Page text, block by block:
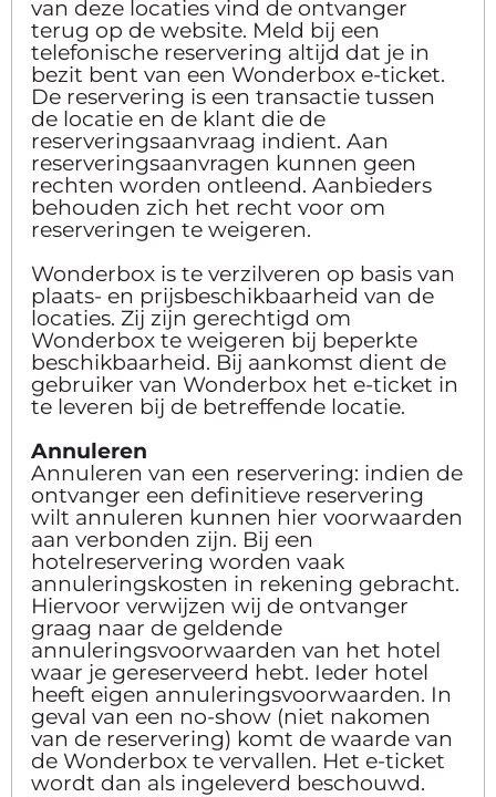
van deze locaties vind de ontvanger
terug op de website. Meld bij een
telefonische reservering altijd dat je in
bezit bent van een Wonderbox e-ticket.
De reservering is een transactie tussen
de locatie en de klant die de
reserveringsaanvraag indient. Aan
reserveringsaanvragen kunnen geen
rechten worden ontleend. Aanbieders
behouden zich het recht voor om
reserveringen te weigeren.
Wonderbox is te verzilveren op basis van
plaats- en prijsbeschikbaarheid van de
locaties. Zij zijn gerechtigd om
Wonderbox te weigeren bij beperkte
beschikbaarheid. Bij aankomst dient de
gebruiker van Wonderbox het e-ticket in
te leveren bij de betreffende locatie.
Annuleren
Annuleren van een reservering: indien de
ontvanger een definitieve reservering
wilt annuleren kunnen hier voorwaarden
aan verbonden zijn. Bij een
hotelreservering worden vaak
annuleringskosten in rekening gebracht.
Hiervoor verwijzen wij de ontvanger
graag naar de geldende
annuleringsvoorwaarden van het hotel
waar je gereserveerd hebt. Ieder hotel
heeft eigen annuleringsvoorwaarden. In
geval van een no-show (niet nakomen
van de reservering) komt de waarde van
de Wonderbox te vervallen. Het e-ticket
wordt dan als ingeleverd beschouwd.